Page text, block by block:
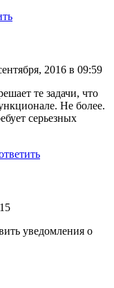
2016 в 09:59
те задачи, что
Не более.
серьезных
уведомления о